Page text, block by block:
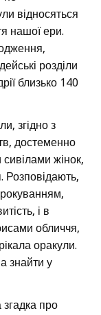
відносяться
нашої ери.
розділи
близько 140
згідно з
достеменно
жінок,
і в
обличчя,
оракули.
знайти у
про